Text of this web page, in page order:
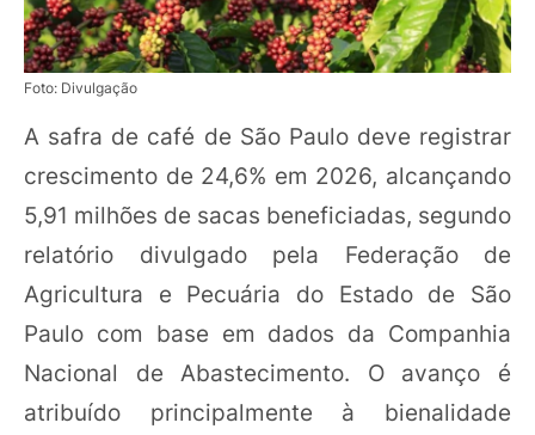
Foto: Divulgação
A safra de café de São Paulo deve registrar
crescimento de 24,6% em 2026, alcançando
5,91 milhões de sacas beneficiadas, segundo
relatório divulgado pela Federação de
Agricultura e Pecuária do Estado de São
Paulo com base em dados da Companhia
Nacional de Abastecimento. O avanço é
atribuído principalmente à bienalidade